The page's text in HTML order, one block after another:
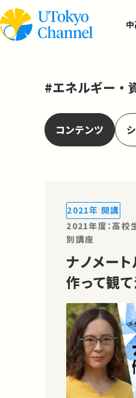
#エネルギー・
コンテンツ
2021年 開講
2021年度：高校
別講座
ナノメート
作って観